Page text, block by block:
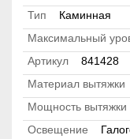
Тип
Каминная
Максимальный
Артикул
841428
Материал вытяжки
Мощность вытяжки
Освещение